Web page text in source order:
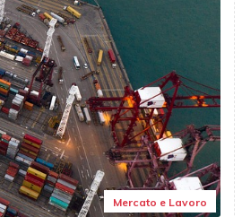
Mercato e Lavoro